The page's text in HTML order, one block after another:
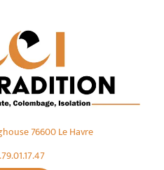
76600 Le Havre